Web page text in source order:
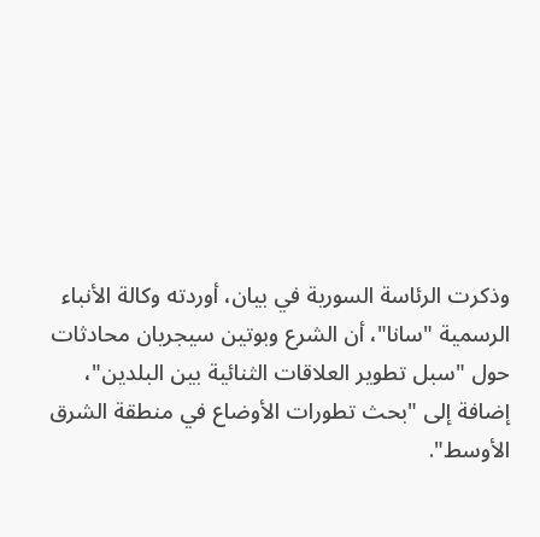
وذكرت الرئاسة السورية في بيان، أوردته وكالة الأنباء
الرسمية "سانا"، أن الشرع وبوتين سيجريان محادثات
حول "سبل تطوير العلاقات الثنائية بين البلدين"،
إضافة إلى "بحث تطورات الأوضاع في منطقة الشرق
الأوسط".